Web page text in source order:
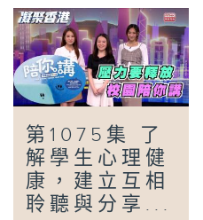
第1075集 了
解學生心理健
康，建立互相
聆聽與分享...